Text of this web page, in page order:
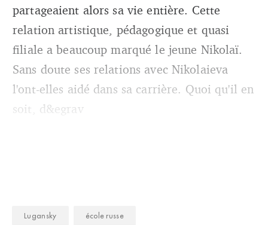
partageaient alors sa vie entière. Cette
relation artistique, pédagogique et quasi
filiale a beaucoup marqué le jeune Nikolaï.
Sans doute ses relations avec Nikolaieva
l'ont-elles aidé dans sa carrière. Quoi qu'il en
soit, d&egrav
Lugansky école russe